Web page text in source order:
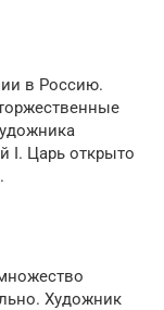
в Россию.
I. Царь открыто
Художник